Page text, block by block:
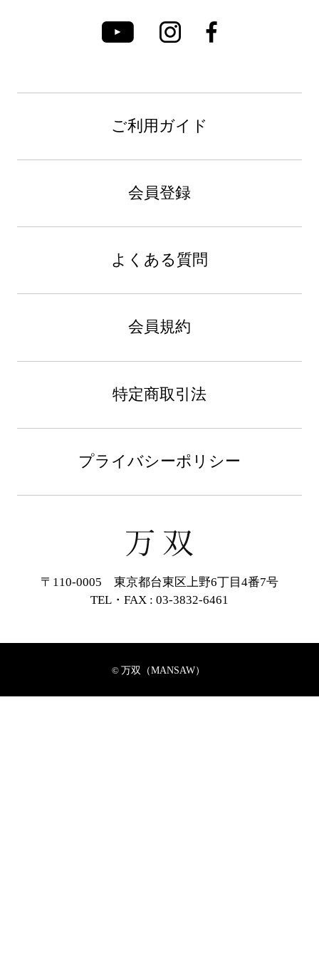
ご利用ガイド
会員登録
よくある質問
会員規約
特定商取引法
プライバシーポリシー
〒110-0005 東京都台東区上野6丁目4番7号
TEL・FAX : 03-3832-6461
© 万双（MANSAW）